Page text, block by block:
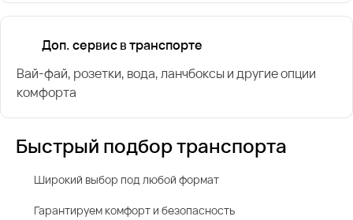
Доп. сервис в транспорте
Вай-фай, розетки, вода, ланчбоксы и другие опции
комфорта
Быстрый подбор транспорта
Широкий выбор под любой формат
Гарантируем комфорт и безопасность